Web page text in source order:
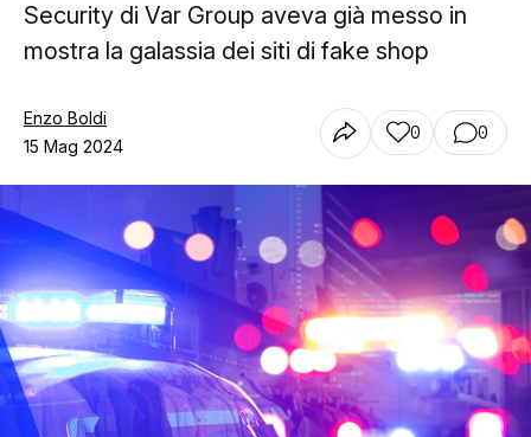
Security di Var Group aveva già messo in
mostra la galassia dei siti di fake shop
Enzo Boldi
15 Mag 2024
0 0